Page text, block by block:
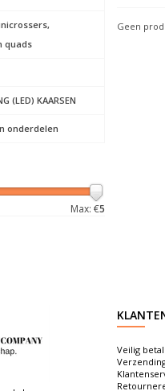
quads
(LED) KAARSEN
onderdelen
Max: €5
Geen
Veilig